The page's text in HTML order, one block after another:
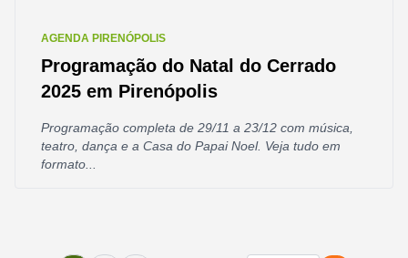
AGENDA PIRENÓPOLIS
Programação do Natal do Cerrado
2025 em Pirenópolis
Programação completa de 29/11 a 23/12 com música,
teatro, dança e a Casa do Papai Noel. Veja tudo em
formato...